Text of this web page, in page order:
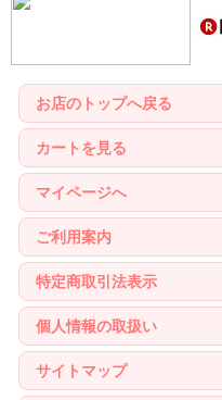
お店のトップへ戻る
カートを見る
マイページへ
ご利用案内
特定商取引法表示
個人情報の取扱い
サイトマップ